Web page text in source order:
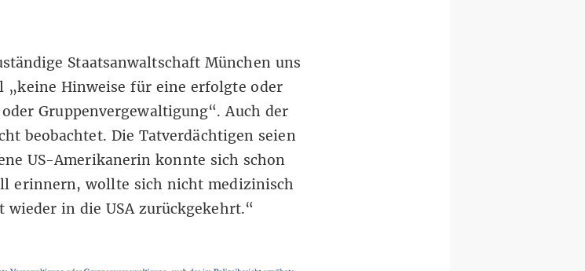
Staatsanwaltschaft München uns
„keine Hinweise für eine erfolgte oder
Gruppenvergewaltigung“. Auch der
beobachtet. Die Tatverdächtigen seien
US-Amerikanerin konnte sich schon
erinnern, wollte sich nicht medizinisch
wieder in die USA zurückgekehrt.“